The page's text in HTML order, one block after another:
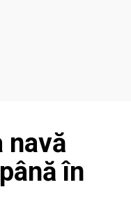
navă
în